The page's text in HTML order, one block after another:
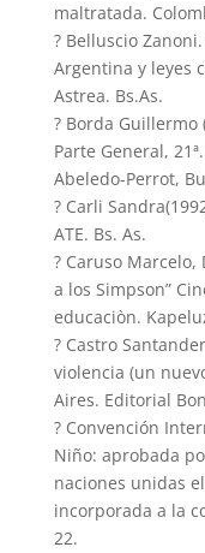
maltratada.
? Belluscio
Argentina y leyes
Astrea. Bs.As.
? Borda Guillermo
Parte General,
Abeledo-Perrot,
? Carli
ATE. Bs. As.
? Caruso Marcelo,
a los Simpson”
educaciòn.
? Castro
violencia (un
Aires. Editorial
? Convención
Niño: aprobada
naciones unidas
incorporada a la
22.